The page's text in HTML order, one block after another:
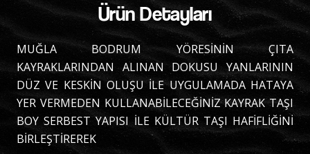
Ürün Detayları
MUĞLA BODRUM YÖRESİNİN ÇITA
KAYRAKLARINDAN ALINAN DOKUSU YANLARININ
DÜZ VE KESKİN OLUŞU İLE UYGULAMADA HATAYA
YER VERMEDEN KULLANABİLECEĞİNİZ KAYRAK TAŞI
BOY SERBEST YAPISI İLE KÜLTÜR TAŞI HAFİFLİĞİNİ
BİRLEŞTİREREK